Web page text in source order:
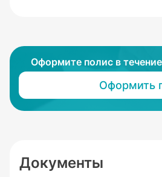
Оформите полис в
Оформить
Документы